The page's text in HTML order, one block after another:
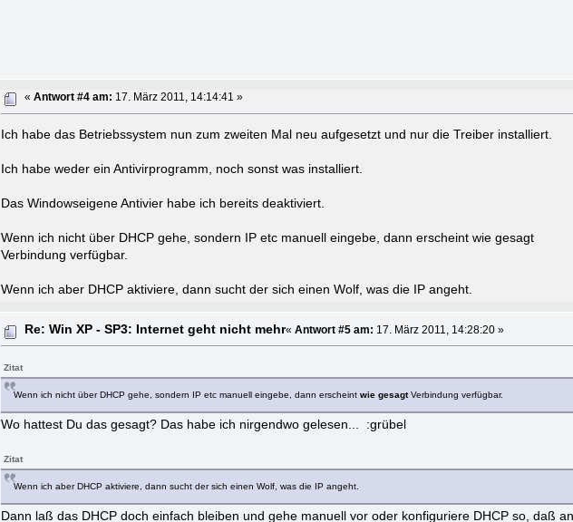
«Antwort #4 am: 17. März 2011, 14:14:41 »
Ich habe das Betriebssystem nun zum zweiten Mal neu aufgesetzt und nur die Treiber installiert.
Ich habe weder ein Antivirprogramm, noch sonst was installiert.
Das Windowseigene Antivier habe ich bereits deaktiviert.
Wenn ich nicht über DHCP gehe, sondern IP etc manuell eingebe, dann erscheint wie gesagt
Verbindung verfügbar.
Wenn ich aber DHCP aktiviere, dann sucht der sich einen Wolf, was die IP angeht.
Re: Win XP - SP3: Internet geht nicht mehr«Antwort #5 am: 17. März 2011, 14:28:20 »
Zitat
Wenn ich nicht über DHCP gehe, sondern IP etc manuell eingebe, dann erscheint wie gesagtVerbindung verfügbar.
Wo hattest Du das gesagt? Das habe ich nirgendwo gelesen... :grübel
Zitat
Wenn ich aber DHCP aktiviere, dann sucht der sich einen Wolf, was die IP angeht.
Dann laß das DHCP doch einfach bleiben und gehe manuell vor oder konfiguriere DHCP so, daß